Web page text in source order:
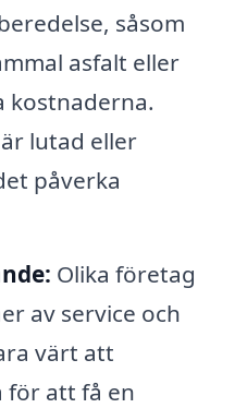
såsom
asfalt eller
kostnaderna.
lutad eller
påverka
Olika företag
av service och
värt att
för att få en